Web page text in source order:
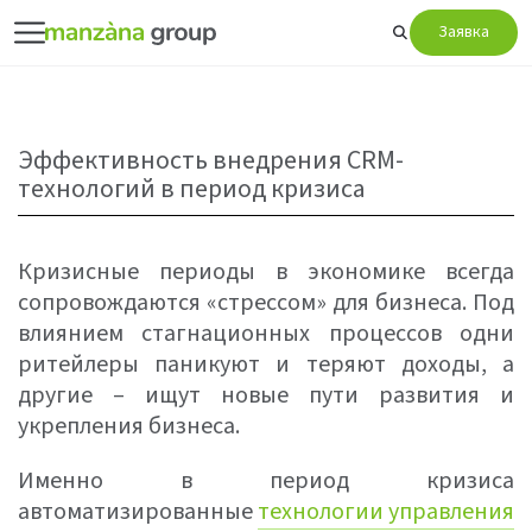
Заявка
Эффективность внедрения CRM-
технологий в период кризиса
Кризисные периоды в экономике всегда
сопровождаются «стрессом» для бизнеса. Под
влиянием стагнационных процессов одни
ритейлеры паникуют и теряют доходы, а
другие – ищут новые пути развития и
укрепления бизнеса.
Именно в период кризиса
автоматизированныетехнологии управления